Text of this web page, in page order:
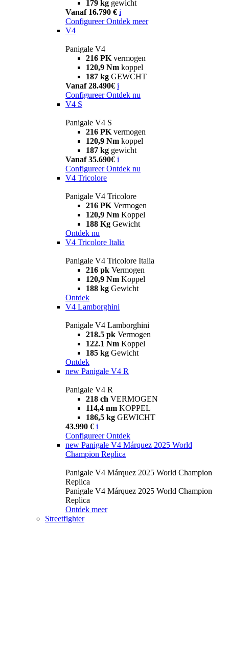
179 kg gewicht
Vanaf 16.790 € i
Configureer Ontdek meer
V4
Panigale V4
216 PK vermogen
120,9 Nm koppel
187 kg GEWCHT
Vanaf 28.490€ i
Configureer Ontdek nu
V4 S
Panigale V4 S
216 PK vermogen
120,9 Nm koppel
187 kg gewicht
Vanaf 35.690€ i
Configureer Ontdek nu
V4 Tricolore
Panigale V4 Tricolore
216 PK Vermogen
120,9 Nm Koppel
188 Kg Gewicht
Ontdek nu
V4 Tricolore Italia
Panigale V4 Tricolore Italia
216 pk Vermogen
120,9 Nm Koppel
188 kg Gewicht
Ontdek
V4 Lamborghini
Panigale V4 Lamborghini
218.5 pk Vermogen
122.1 Nm Koppel
185 kg Gewicht
Ontdek
new Panigale V4 R
Panigale V4 R
218 ch VERMOGEN
114,4 nm KOPPEL
186,5 kg GEWICHT
43.990 € i
Configureer Ontdek
new Panigale V4 Márquez 2025 World
Champion Replica
Panigale V4 Márquez 2025 World Champion
Replica
Panigale V4 Márquez 2025 World Champion
Replica
Ontdek meer
Streetfighter